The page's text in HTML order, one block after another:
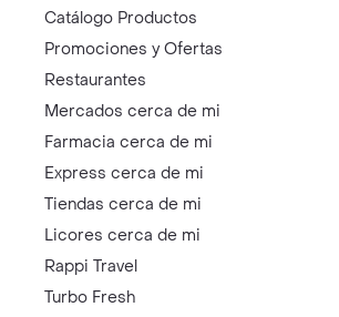
Catálogo Productos
Promociones y Ofertas
Restaurantes
Mercados cerca de mi
Farmacia cerca de mi
Express cerca de mi
Tiendas cerca de mi
Licores cerca de mi
Rappi Travel
Turbo Fresh